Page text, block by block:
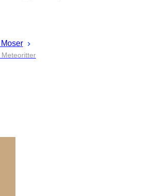
Moser
Meteoritter